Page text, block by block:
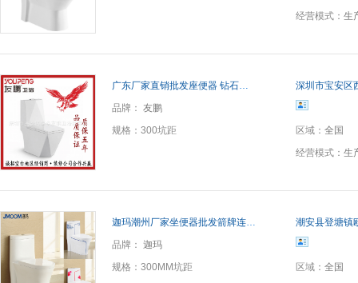
经营模式： 生
广东厂家直销批发座便器 钻石喷射虹吸式连体座便器 提供OEM贴牌
品牌： 友鹏
规格： 300坑距
深圳市宝安区
区域： 全国
经营模式： 生
迦玛潮州厂家坐便器批发箭牌连体座便器陶瓷节水超漩式冲水马桶
品牌： 迦玛
规格： 300MM坑距
潮安县登塘镇
区域： 全国